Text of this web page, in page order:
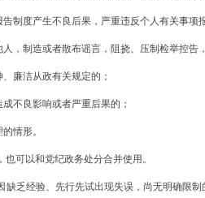
告制度产生不良后果，严重违反个人有关事
人，制造或者散布谣言，阻挠、压制检举控
廉洁从政有关规定的；
不良影响或者严重后果的；
情形。
可以和党纪政务处分合并使用。
缺乏经验、先行先试出现失误，尚无明确限